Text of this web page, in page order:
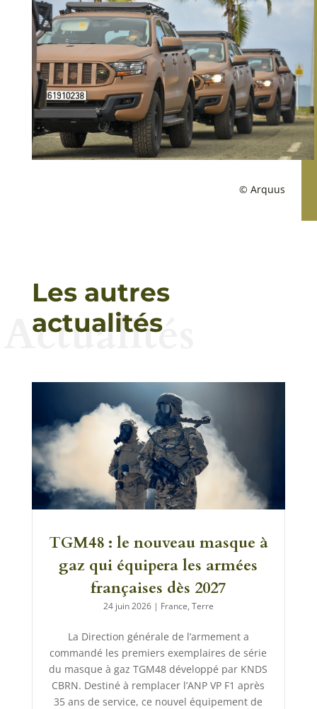
© Arquus
Les autres
actualités
Actualités
TGM48 : le nouveau masque à
gaz qui équipera les armées
françaises dès 2027
24 juin 2026| France, Terre
La Direction générale de l’armement a
commandé les premiers exemplaires de série
du masque à gaz TGM48 développé par KNDS
CBRN. Destiné à remplacer l’ANP VP F1 après
35 ans de service, ce nouvel équipement de